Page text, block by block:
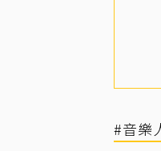
#音樂